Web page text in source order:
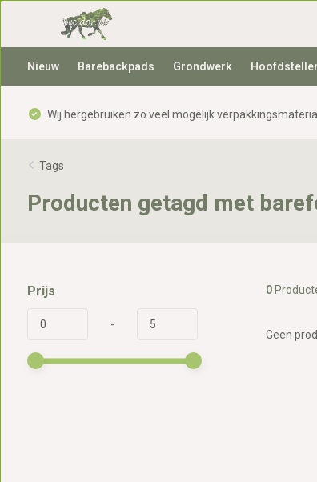
Nieuw Barebackpads Grondwerk
Wij hergebruiken zo veel mogelijk
Tags
Producten getagd met
Prijs
-
0
Geen